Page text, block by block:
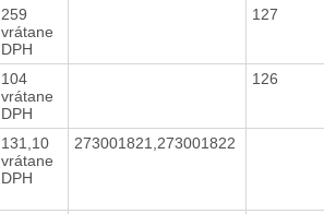
259
vrátane
DPH
127
104
vrátane
DPH
126
131,10
vrátane
DPH
273001821,273001822